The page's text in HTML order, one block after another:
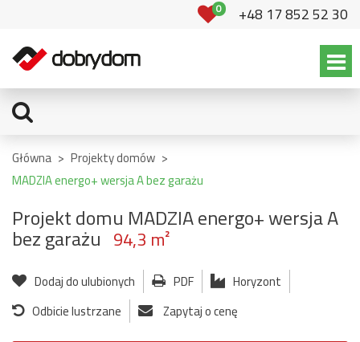
0 +48 17 852 52 30
Główna > Projekty domów >
MADZIA energo+ wersja A bez garażu
Projekt domu MADZIA energo+ wersja A
bez garażu 94,3 m²
Dodaj do ulubionych PDF
Horyzont
Odbicie lustrzane
Zapytaj o cenę